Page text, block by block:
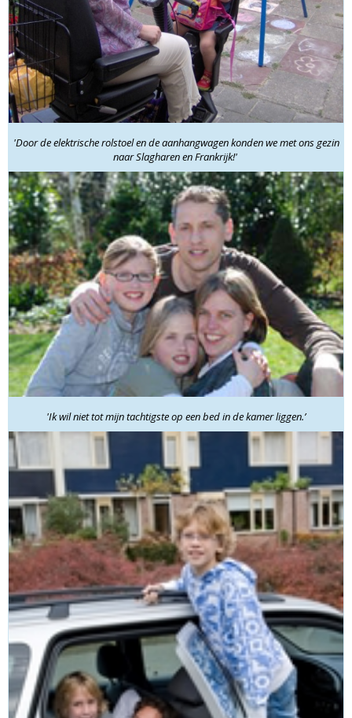
'Door de elektrische rolstoel en de aanhangwagen konden we met ons gezin
naar Slagharen en Frankrijk!'
'Ik wil niet tot mijn tachtigste op een bed in de kamer liggen.’